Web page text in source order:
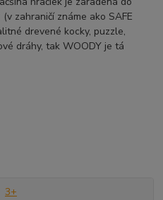
zahraničí známe ako SAFE
drevené kocky, puzzle,
dráhy, tak WOODY je tá
3+